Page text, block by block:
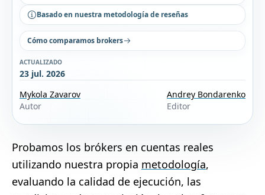
Basado en nuestra metodología de reseñas
Cómo comparamos brokers
ACTUALIZADO
23 jul. 2026
Mykola Zavarov
Autor
Andrey Bondarenko
Editor
Probamos los brókers en cuentas reales
utilizando nuestra propia metodología,
evaluando la calidad de ejecución, las